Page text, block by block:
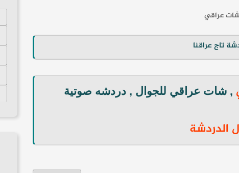
شات عراقي
, شات عراقي للجوال , دردشه صوتية
الدردشة